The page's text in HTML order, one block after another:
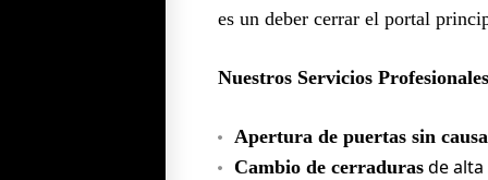
es un deber cerrar el portal
Nuestros Servicios
Apertura de puertas sin
Cambio de cerraduras de